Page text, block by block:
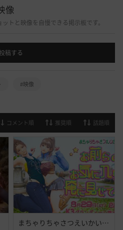
像
トと映像を自慢できる掲示板です。
投稿する
#映像
コメント順 推奨順 話題順
まちゃりちゃさつえいかい【予告】